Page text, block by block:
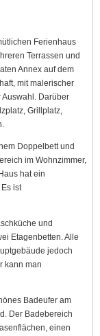
Ferienhaus
Terrassen und
Annex auf dem
mit malerischer
Darüber
Grillplatz,
Doppelbett und
im Wohnzimmer,
hat ein
ist
und
Etagenbetten. Alle
jedoch
kann man
Badeufer am
Der Badebereich
einen